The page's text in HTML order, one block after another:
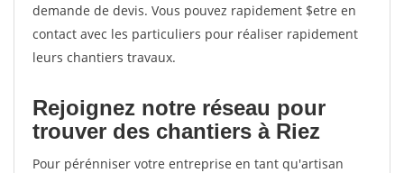
demande de devis. Vous pouvez rapidement $etre en
contact avec les particuliers pour réaliser rapidement
leurs chantiers travaux.
Rejoignez notre réseau pour
trouver des chantiers à Riez
Pour pérénniser votre entreprise en tant qu'artisan